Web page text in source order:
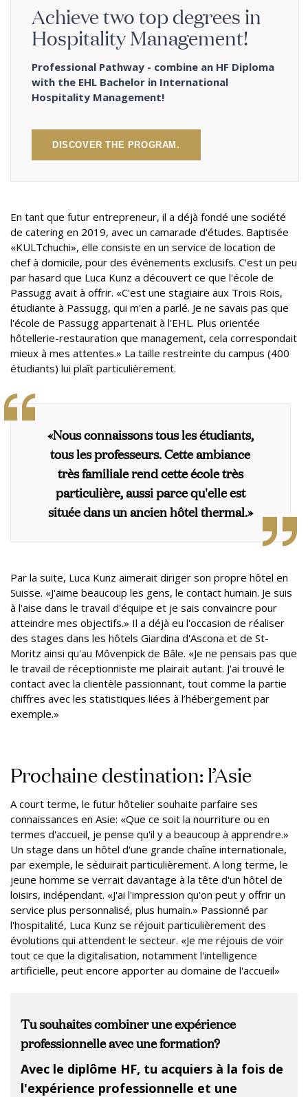
Achieve two top degrees in
Hospitality Management!
Professional Pathway - combine an HF Diploma
with the EHL Bachelor in International
Hospitality Management!
DISCOVER THE PROGRAM.
En tant que futur entrepreneur, il a déjà fondé une société
de catering en 2019, avec un camarade d'études. Baptisée
«KULTchuchi», elle consiste en un service de location de
chef à domicile, pour des événements exclusifs. C'est un peu
par hasard que Luca Kunz a découvert ce que l'école de
Passugg avait à offrir. «C'est une stagiaire aux Trois Rois,
étudiante à Passugg, qui m'en a parlé. Je ne savais pas que
l'école de Passugg appartenait à l'EHL. Plus orientée
hôtellerie-restauration que management, cela correspondait
mieux à mes attentes.» La taille restreinte du campus (400
étudiants) lui plaît particulièrement.
«Nous connaissons tous les étudiants,
tous les professeurs. Cette ambiance
très familiale rend cette école très
particulière, aussi parce qu'elle est
située dans un ancien hôtel thermal.»
Par la suite, Luca Kunz aimerait diriger son propre hôtel en
Suisse. «J'aime beaucoup les gens, le contact humain. Je suis
à l'aise dans le travail d'équipe et je sais convaincre pour
atteindre mes objectifs.» Il a déjà eu l'occasion de réaliser
des stages dans les hôtels Giardina d'Ascona et de St-
Moritz ainsi qu'au Môvenpick de Bâle. «Je ne pensais pas que
le travail de réceptionniste me plairait autant. J'ai trouvé le
contact avec la clientèle passionnant, tout comme la partie
chiffres avec les statistiques liées à l’hébergement par
exemple.»
Prochaine destination: l’Asie
A court terme, le futur hôtelier souhaite parfaire ses
connaissances en Asie: «Que ce soit la nourriture ou en
termes d'accueil, je pense qu'il y a beaucoup à apprendre.»
Un stage dans un hôtel d'une grande chaîne internationale,
par exemple, le séduirait particulièrement. A long terme, le
jeune homme se verrait davantage à la tête d'un hôtel de
loisirs, indépendant. «J'ai l'impression qu'on peut y offrir un
service plus personnalisé, plus humain.» Passionné par
l'hospitalité, Luca Kunz se réjouit particulièrement des
évolutions qui attendent le secteur. «Je me réjouis de voir
tout ce que la digitalisation, notamment l'intelligence
artificielle, peut encore apporter au domaine de l'accueil»
Tu souhaites combiner une expérience
professionnelle avec une formation?
Avec le diplôme HF, tu acquiers à la fois de
l'expérience professionnelle et une